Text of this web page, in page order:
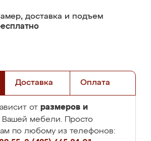
доставка и подъем
Доставка Оплата
от размеров и
Вашей мебели. Просто
по любому из телефонов: